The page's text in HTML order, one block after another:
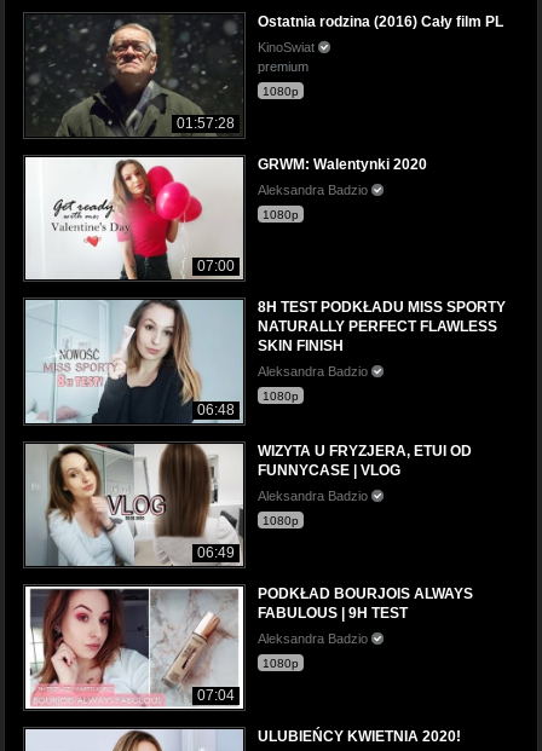
01:57:28
Ostatnia rodzina (2016) Cały film PL
KinoSwiat
premium
1080p
07:00
GRWM: Walentynki 2020
Aleksandra Badzio
1080p
06:48
8H TEST PODKŁADU MISS SPORTY
NATURALLY PERFECT FLAWLESS
SKIN FINISH
Aleksandra Badzio
1080p
06:49
WIZYTA U FRYZJERA, ETUI OD
FUNNYCASE | VLOG
Aleksandra Badzio
1080p
07:04
PODKŁAD BOURJOIS ALWAYS
FABULOUS | 9H TEST
Aleksandra Badzio
1080p
ULUBIEŃCY KWIETNIA 2020!